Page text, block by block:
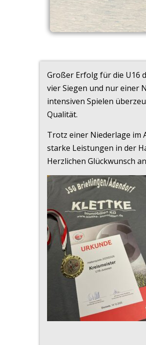
Großer Erfolg für die U16
vier Siegen und nur einer
intensiven Spielen
Qualität.
Trotz einer Niederlage im
starke Leistungen in der
Herzlichen Glückwunsch